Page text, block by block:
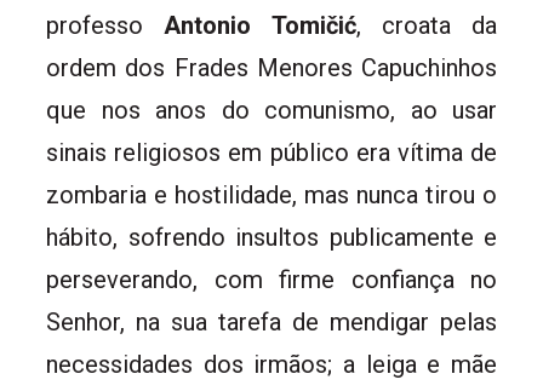
professoAntonio Tomičić, croata da
ordem dos Frades Menores Capuchinhos
que nos anos do comunismo, ao usar
sinais religiosos em público era vítima de
zombaria e hostilidade, mas nunca tirou o
hábito, sofrendo insultos publicamente e
perseverando, com firme confiança no
Senhor, na sua tarefa de mendigar pelas
necessidades dos irmãos; a leiga e mãe